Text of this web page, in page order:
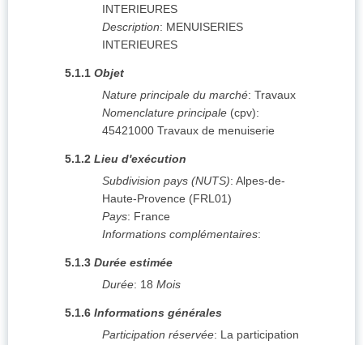
INTERIEURES
Description: MENUISERIES
INTERIEURES
5.1.1 Objet
Nature principale du marché: Travaux
Nomenclature principale (cpv):
45421000 Travaux de menuiserie
5.1.2 Lieu d'exécution
Subdivision pays (NUTS): Alpes-de-
Haute-Provence (FRL01)
Pays: France
Informations complémentaires:
5.1.3 Durée estimée
Durée: 18 Mois
5.1.6 Informations générales
Participation réservée: La participation